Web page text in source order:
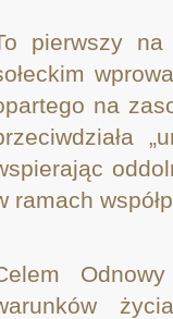
pierwszy
na
ramach